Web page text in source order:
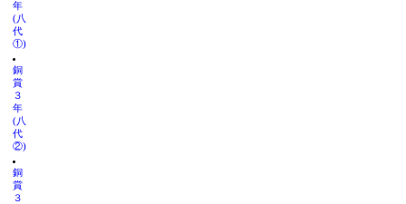
年
(八
代
①)
銅
賞
３
年
(八
代
②)
銅
賞
３